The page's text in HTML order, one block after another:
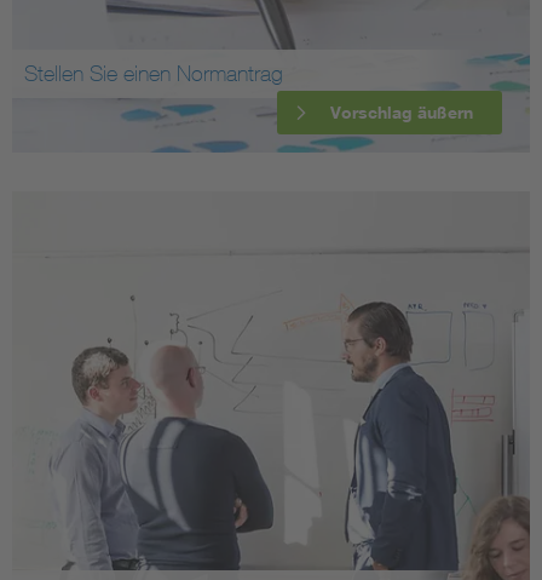
Stellen Sie einen Normantrag
Vorschlag äußern